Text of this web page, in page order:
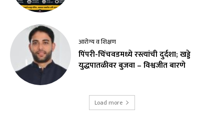
आरोग्य व शिक्षण
पिंपरी-चिंचवडमध्ये रस्त्यांची दुर्दशा; खड्डे
युद्धपातळीवर बुजवा – विश्वजीत बारणे
Load more